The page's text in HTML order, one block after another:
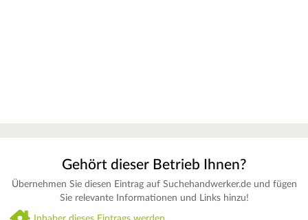
Gehört dieser Betrieb Ihnen?
Übernehmen Sie diesen Eintrag auf Suchehandwerker.de und fügen
Sie relevante Informationen und Links hinzu!